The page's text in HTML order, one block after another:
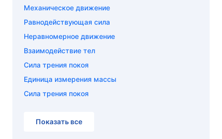
Механическое движение
Равнодействующая сила
Неравномерное движение
Взаимодействие тел
Сила трения покоя
Единица измерения массы
Сила трения покоя
Показать все